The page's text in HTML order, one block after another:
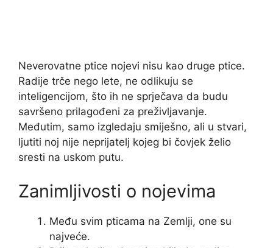
Neverovatne ptice nojevi nisu kao druge ptice.
Radije trče nego lete, ne odlikuju se
inteligencijom, što ih ne sprječava da budu
savršeno prilagođeni za preživljavanje.
Međutim, samo izgledaju smiješno, ali u stvari,
ljutiti noj nije neprijatelj kojeg bi čovjek želio
sresti na uskom putu.
Zanimljivosti o nojevima
Među svim pticama na Zemlji, one su
najveće.